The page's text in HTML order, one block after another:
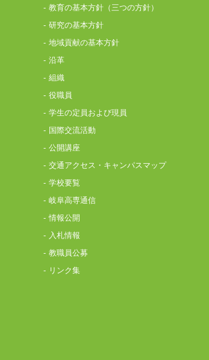
教育の基本方針（三つの方針）
研究の基本方針
地域貢献の基本方針
沿革
組織
役職員
学生の定員および現員
国際交流活動
公開講座
交通アクセス・キャンパスマップ
学校要覧
岐阜高専通信
情報公開
入札情報
教職員公募
リンク集